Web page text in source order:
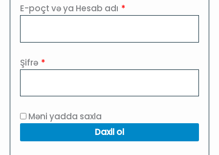
E-poçt və ya Hesab adı *
Şifrə *
Məni yadda saxla
Daxil ol